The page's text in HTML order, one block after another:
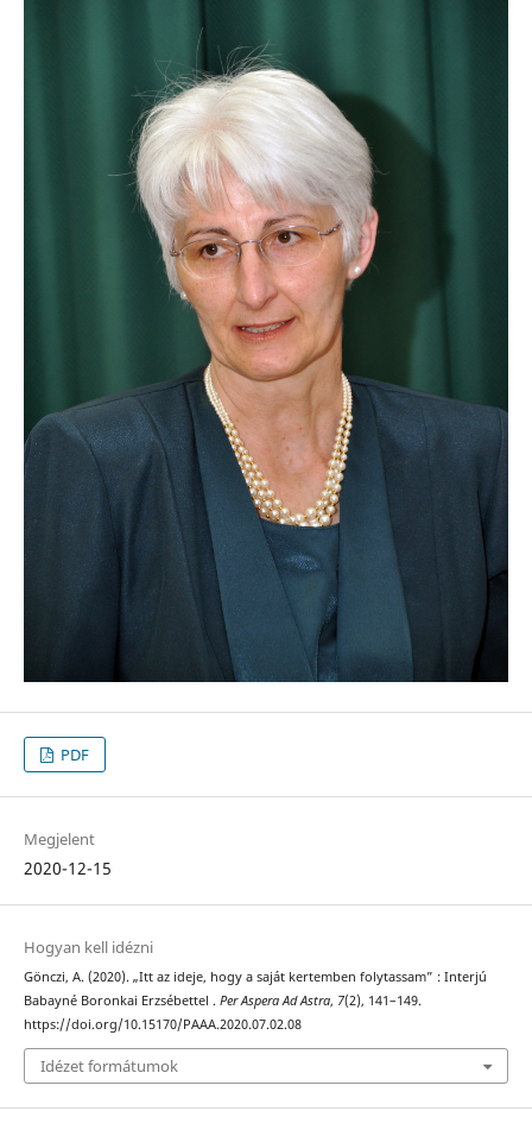
PDF
Megjelent
2020-12-15
Hogyan kell idézni
Gönczi, A. (2020). „Itt az ideje, hogy a saját kertemben folytassam” : Interjú
Babayné Boronkai Erzsébettel . Per Aspera Ad Astra, 7(2), 141–149.
https://doi.org/10.15170/PAAA.2020.07.02.08
Idézet formátumok